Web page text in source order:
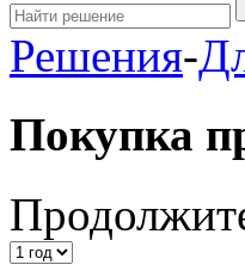
Решения-
Покупка